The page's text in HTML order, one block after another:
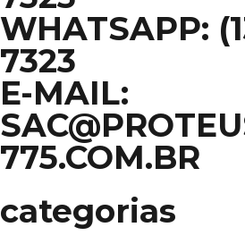
WHATSAPP:
7323
E-MAIL:
775.COM.BR
categorias